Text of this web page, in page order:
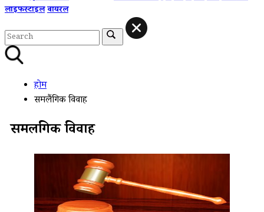
लाइफस्टाइलवायरल
होम
समलैंगिक विवाह
समलैंगिक विवाह